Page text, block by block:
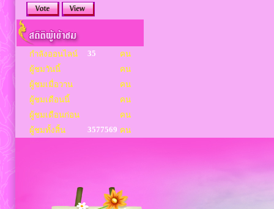
กำลังออนไลน์ 35
คน
ผู้ชมวันนี้
คน
ผู้ชมเมื่อวาน
คน
ผู้ชมเดือนนี้
คน
ผู้ชมเดือนก่อน
คน
ผู้ชมทั้งสิ้น
3577569 คน